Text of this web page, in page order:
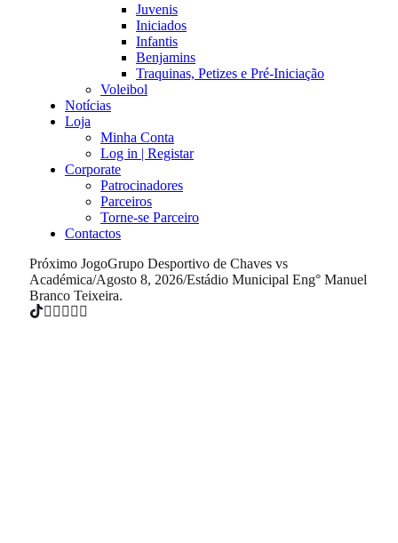
Juvenis
Iniciados
Infantis
Benjamins
Traquinas, Petizes e Pré-Iniciação
Voleibol
Notícias
Loja
Minha Conta
Log in | Registar
Corporate
Patrocinadores
Parceiros
Torne-se Parceiro
Contactos
Próximo JogoGrupo Desportivo de Chaves vs
Académica/Agosto 8, 2026/Estádio Municipal Eng° Manuel
Branco Teixeira.